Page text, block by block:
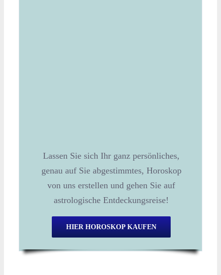
Lassen Sie sich Ihr ganz persönliches,
genau auf Sie abgestimmtes, Horoskop
von uns erstellen und gehen Sie auf
astrologische Entdeckungsreise!
HIER HOROSKOP KAUFEN